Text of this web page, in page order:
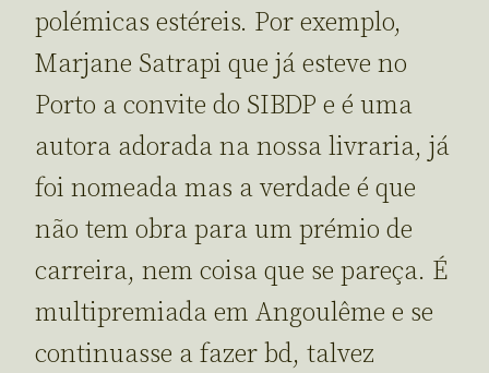
polémicas estéreis. Por exemplo,
Marjane Satrapi que já esteve no
Porto a convite do SIBDP e é uma
autora adorada na nossa livraria, já
foi nomeada mas a verdade é que
não tem obra para um prémio de
carreira, nem coisa que se pareça. É
multipremiada em Angoulême e se
continuasse a fazer bd, talvez